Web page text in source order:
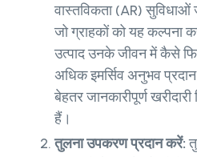
वास्तविकता (AR)
जो ग्राहकों को यह कल्पना
उत्पाद उनके जीवन में कैसे
अधिक इमर्सिव अनुभव
बेहतर जानकारीपूर्ण
हैं।
तुलना उपकरण प्रदान करें: